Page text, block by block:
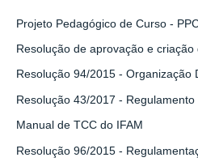
Projeto Pedagógico de Curso -
Resolução de aprovação e criação
Resolução 94/2015 - Organização
Resolução 43/2017 - Regulamento
Manual de TCC do IFAM
Resolução 96/2015 -